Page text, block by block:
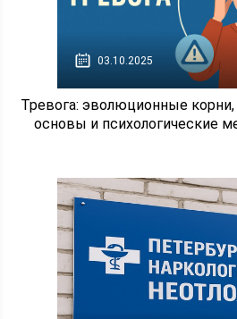
03.10.2025
Тревога: эволюционные корни,
основы и психологические